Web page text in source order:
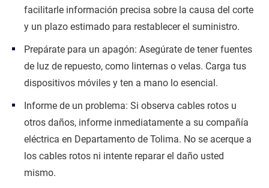
facilitarle información precisa sobre la causa del corte
y un plazo estimado para restablecer el suministro.
Prepárate para un apagón: Asegúrate de tener fuentes
de luz de repuesto, como linternas o velas. Carga tus
dispositivos móviles y ten a mano lo esencial.
Informe de un problema: Si observa cables rotos u
otros daños, informe inmediatamente a su compañía
eléctrica en Departamento de Tolima. No se acerque a
los cables rotos ni intente reparar el daño usted
mismo.